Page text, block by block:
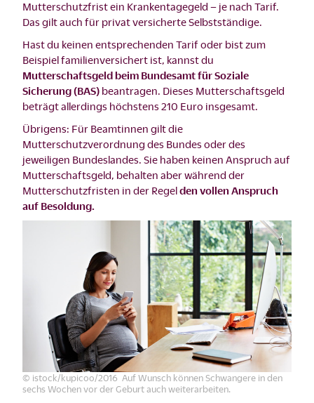
Mutterschutzfrist ein Krankentagegeld – je nach Tarif.
Das gilt auch für privat versicherte Selbstständige.
Hast du keinen entsprechenden Tarif oder bist zum
Beispiel familienversichert ist, kannst du
Mutterschaftsgeld beim Bundesamt für Soziale
Sicherung (BAS) beantragen. Dieses Mutterschaftsgeld
beträgt allerdings höchstens 210 Euro insgesamt.
Übrigens: Für Beamtinnen gilt die
Mutterschutzverordnung des Bundes oder des
jeweiligen Bundeslandes. Sie haben keinen Anspruch auf
Mutterschaftsgeld, behalten aber während der
Mutterschutzfristen in der Regelden vollen Anspruch
auf Besoldung.
© istock/kupicoo/2016 Auf Wunsch können Schwangere in den
sechs Wochen vor der Geburt auch weiterarbeiten.